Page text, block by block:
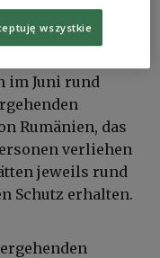
aus der
hat, wie aus
im Juni rund
Rumänien, das
verliehen
jeweils rund
Schutz erhalten.
wszystkie